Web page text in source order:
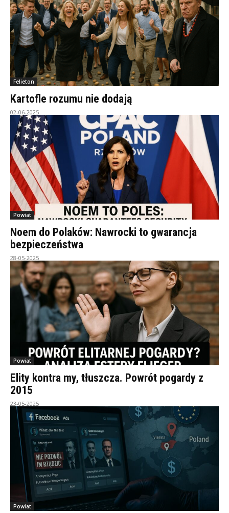
Felieton
Kartofle rozumu nie dodają
02-06-2025
Powiat
Noem do Polaków: Nawrocki to gwarancja
bezpieczeństwa
28-05-2025
Powiat
Elity kontra my, tłuszcza. Powrót pogardy z
2015
23-05-2025
Powiat